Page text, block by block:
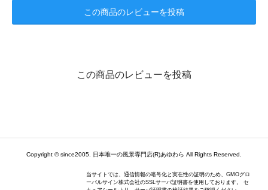
この商品のレビューを投稿
この商品のレビューを投稿
Copyright © since2005. 日本唯一の風景専門店(R)あゆわら All Rights Reserved.
当サイトでは、通信情報の暗号化と実在性の証明のため、GMOグロ
ーバルサイン株式会社のSSLサーバ証明書を使用しております。 セ